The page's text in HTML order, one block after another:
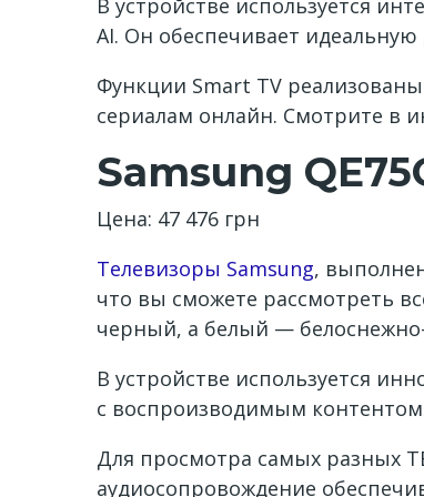
В устройстве используется
AI. Он обеспечивает
Функции Smart TV
сериалам онлайн. Смотрите в
Samsung
Цена: 47 476 грн
Телевизоры Samsung,
что вы сможете рассмотреть
черный, а белый —
В устройстве используется
с воспроизводимым
Для просмотра самых разных
аудиосопровождение